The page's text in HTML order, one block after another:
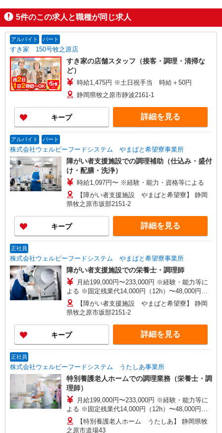
5件のこの求人と職種が同じ求人
アルバイト パート
すき家 150号牧之原店
すき家の店舗スタッフ（接客・調理・清掃な
ど）
時給1,475円 ※土日祝手当 時給＋50円
静岡県牧之原市静波2161-1
キープ 詳細を見る
アルバイト パート
株式会社ウェルビーフードシステム やまばと希望寮事業所
障がい者支援施設での調理補助（仕込み・盛付
け・配膳・洗浄）
時給1,097円〜 ※経験・能力・資格等による
【障がい者支援施設 やまばと希望寮】 静岡
県牧之原市坂部2151-2
キープ 詳細を見る
正社員
株式会社ウェルビーフードシステム やまばと希望寮事業所
障がい者支援施設での栄養士・調理師
月給199,000円〜233,000円 ※経験・能力等に
よる ※固定残業代14,000円（12h）〜48,000円
（37h）含む。超過分は別途支給
【障がい者支援施設 やまばと希望寮】 静岡
県牧之原市坂部2151-2
キープ 詳細を見る
正社員
株式会社ウェルビーフードシステム うたしあ事業所
特別養護老人ホームでの調理業務（栄養士・調
理師）
月給199,000円〜233,000円 ※経験・能力等に
よる ※固定残業代14,000円（12h）〜48,000円
（37h）含む。超過分は別途支給
【特別養護老人ホーム うたしあ】 静岡県牧
之原市道場43